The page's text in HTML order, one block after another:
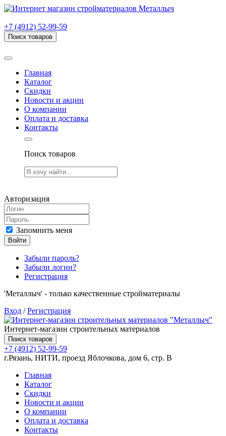
+7 (4912) 52-99-59
Поиск товаров
Главная
Каталог
Скидки
Новости и акции
О компании
Оплата и доставка
Контакты
Поиск товаров
Авторизация
Запомнить меня
Войти
Забыли пароль?
Забыли логин?
Регистрация
'Металлыч' - только качественные стройматериалы
Вход /Регистрация
Интернет-магазин строительных материалов
Поиск товаров
+7 (4912) 52-99-59
г.Рязань, НИТИ, проезд Яблочкова, дом 6, стр. В
Главная
Каталог
Скидки
Новости и акции
О компании
Оплата и доставка
Контакты